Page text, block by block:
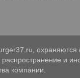
охраняются
и
компании.